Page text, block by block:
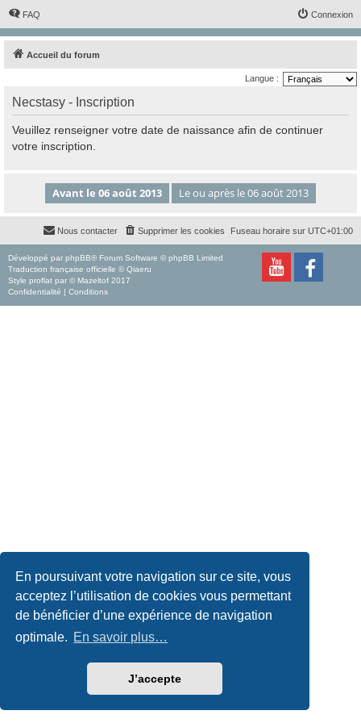
En poursuivant votre navigation sur ce site, vous
acceptez l’utilisation de cookies vous permettant
de bénéficier d’une expérience de navigation
optimale. En savoir plus…
J’accepte
FAQ Connexion
Accueil du forum
Langue :
Necstasy - Inscription
Veuillez renseigner votre date de naissance afin de continuer
votre inscription.
Fuseau horaire sur UTC+01:00
Supprimer les cookies
Nous contacter
Développé par phpBB® Forum Software © phpBB Limited
Traduction française officielle © Qiaeru
Style proflat par © Mazeltof 2017
Confidentialité
Conditions